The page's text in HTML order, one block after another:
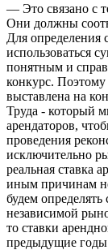
— Это связано с
Они должны
Для определения
использоваться
понятным и
конкурс. Поэтому
выставлена на
Труда - который
арендаторов,
проведения
исключительно
реальная ставка
иным причинам
будем определять
независимой
то ставки
предыдущие годы